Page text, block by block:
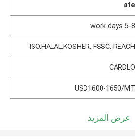
ate
5-8 work days
ISO,HALAL,KOSHER, FSSC, REACH
CARDLO
USD1600-1650/MT
عرض المزيد